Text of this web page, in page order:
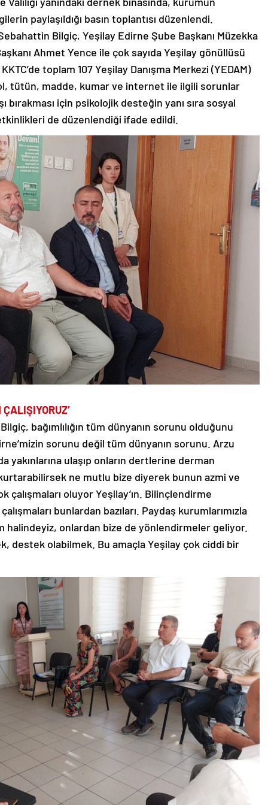
paylaşıldığı basın toplantısı düzenlendi.
Bilgiç, Yeşilay Edirne Şube Başkanı Müzekka
Ahmet Yence ile çok sayıda Yeşilay gönüllüsü
toplam 107 Yeşilay Danışma Merkezi (YEDAM)
tütün, madde, kumar ve internet ile ilgili sorunlar
bırakması için psikolojik desteğin yanı sıra sosyal
de düzenlendiği ifade edildi.
bağımlılığın tüm dünyanın sorunu olduğunu
sorunu değil tüm dünyanın sorunu. Arzu
yakınlarına ulaşıp onların dertlerine derman
ne mutlu bize diyerek bunun azmi ve
çalışmaları oluyor Yeşilay’ın. Bilinçlendirme
bunlardan bazıları. Paydaş kurumlarımızla
halindeyiz, onlardan bize de yönlendirmeler geliyor.
destek olabilmek. Bu amaçla Yeşilay çok ciddi bir